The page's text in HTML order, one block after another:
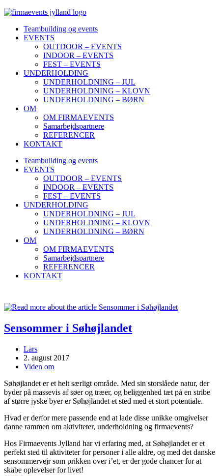
Teambuilding og events
EVENTS
OUTDOOR – EVENTS
INDOOR – EVENTS
FEST – EVENTS
UNDERHOLDING
UNDERHOLDNING – JUL
UNDERHOLDNING – KLOVN
UNDERHOLDNING – BØRN
OM
OM FIRMAEVENTS
Samarbejdspartnere
REFERENCER
KONTAKT
Teambuilding og events
EVENTS
OUTDOOR – EVENTS
INDOOR – EVENTS
FEST – EVENTS
UNDERHOLDING
UNDERHOLDNING – JUL
UNDERHOLDNING – KLOVN
UNDERHOLDNING – BØRN
OM
OM FIRMAEVENTS
Samarbejdspartnere
REFERENCER
KONTAKT
Sensommer i Søhøjlandet
Post
author:
Lars
Post
published:
2. august 2017
Post
Viden om
Søhøjlandet er et helt særligt område. Med sin storslåede natur, der
byder på massevis af søer og træer, og beliggenhed tæt på en stribe
af større jyske byer er Søhøjlandet et sted med et stort potentiale.
Hvad er derfor mere passende end at lade disse unikke omgivelser
danne rammen om aktiviteter, underholdning og firmaevents?
Hos Firmaevents Jylland har vi erfaring med, at Søhøjlandet er et
perfekt sted til aktiviteter for personer i alle aldre, og med det danske
sensommervejr som prikken over i’et, er der gode chancer for at
skabe oplevelser for livet!